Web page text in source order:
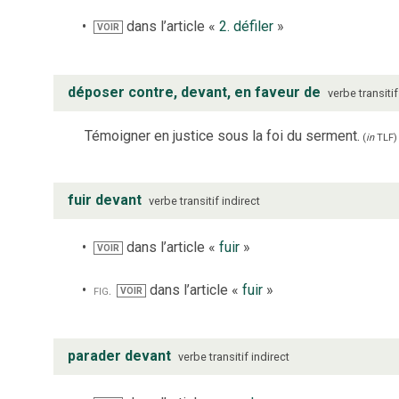
VOIR dans l’article «2. défiler »
déposer contre, devant, en faveur de verbe
Témoigner en justice sous la foi du serment. (inTLF)
fuir devant verbe transitif indirect
VOIR dans l’article «fuir »
fig. VOIR dans l’article « fuir»
parader devant verbe transitif indirect